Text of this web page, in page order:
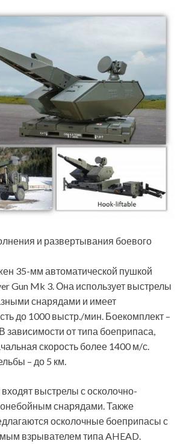
и развертывания боевого
35-мм автоматической пушкой
Gun Mk 3. Она использует выстрелы
снарядами и имеет
до 1000 выстр./мин. Боекомплект –
зависимости от типа боеприпаса,
скорость более 1400 м/с.
– до 5 км.
выстрелы с осколочно-
снарядами. Также
осколочные боеприпасы с
взрывателем типа AHEAD.